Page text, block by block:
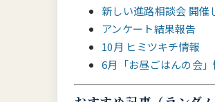
新しい進路相談会 開催
アンケート結果報告
10月 ヒミツキチ情報
6月「お昼ごはんの会